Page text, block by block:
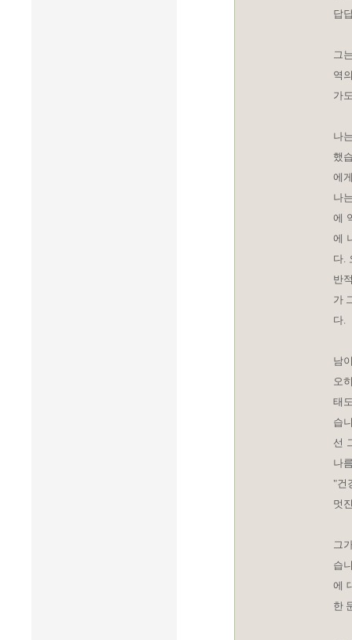
답
그
역
가
나
했
에
나
에
에
다.
반
가
다.
남
오
태
습
선
나
"건
멋
그
습
에
한